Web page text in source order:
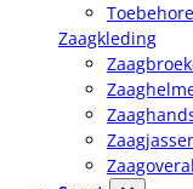
Zaagkleding